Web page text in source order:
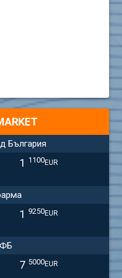
България
1 1100EUR
1 9250EUR
7 5000EUR